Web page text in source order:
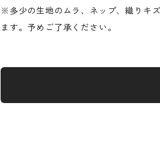
※多少の生地のムラ、ネップ、織りキ
ます。予めご了承ください。